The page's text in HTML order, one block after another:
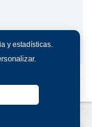
y estadísticas.